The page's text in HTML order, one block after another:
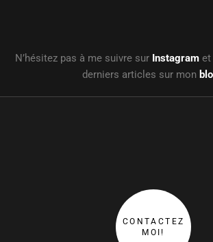
N’hésitez pas à me suivre sur Instagram et
derniers articles sur mon
CONTACTEZ
MOI!